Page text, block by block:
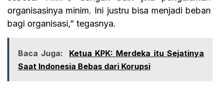
organisasinya minim. Ini justru bisa menjadi beban
bagi organisasi,” tegasnya.
Baca Juga:
Ketua KPK: Merdeka itu Sejatinya
Saat Indonesia Bebas dari Korupsi